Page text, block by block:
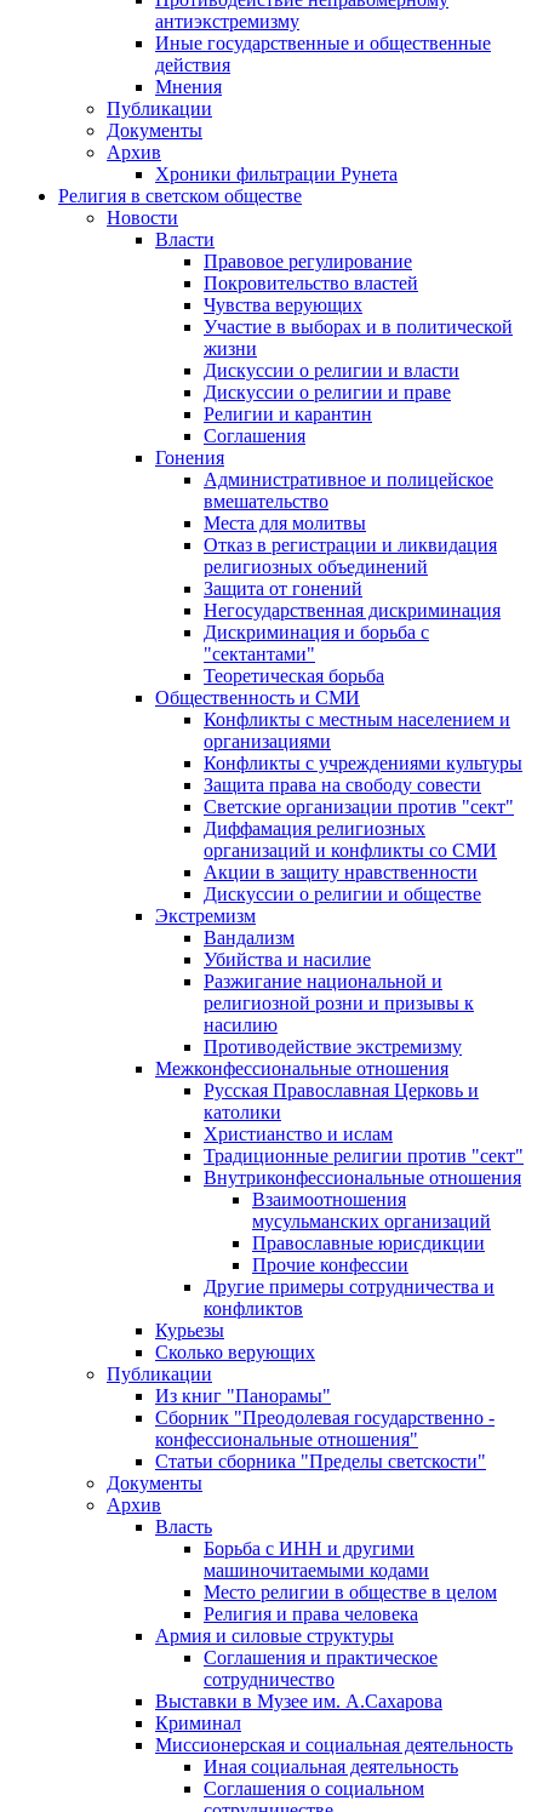
антиэкстремизму
Иные государственные и общественные
действия
Мнения
Публикации
Документы
Архив
Хроники фильтрации Рунета
Религия в светском обществе
Новости
Власти
Правовое регулирование
Покровительство властей
Чувства верующих
Участие в выборах и в политической
жизни
Дискуссии о религии и власти
Дискуссии о религии и праве
Религии и карантин
Соглашения
Гонения
Административное и полицейское
вмешательство
Места для молитвы
Отказ в регистрации и ликвидация
религиозных объединений
Защита от гонений
Негосударственная дискриминация
Дискриминация и борьба с
"сектантами"
Теоретическая борьба
Общественность и СМИ
Конфликты с местным населением и
организациями
Конфликты с учреждениями культуры
Защита права на свободу совести
Светские организации против "сект"
Диффамация религиозных
организаций и конфликты со СМИ
Акции в защиту нравственности
Дискуссии о религии и обществе
Экстремизм
Вандализм
Убийства и насилие
Разжигание национальной и
религиозной розни и призывы к
насилию
Противодействие экстремизму
Межконфессиональные отношения
Русская Православная Церковь и
католики
Христианство и ислам
Традиционные религии против "сект"
Внутриконфессиональные отношения
Взаимоотношения
мусульманских организаций
Православные юрисдикции
Прочие конфессии
Другие примеры сотрудничества и
конфликтов
Курьезы
Сколько верующих
Публикации
Из книг "Панорамы"
Сборник "Преодолевая государственно -
конфессиональные отношения"
Статьи сборника "Пределы светскости"
Документы
Архив
Власть
Борьба с ИНН и другими
машиночитаемыми кодами
Место религии в обществе в целом
Религия и права человека
Армия и силовые структуры
Соглашения и практическое
сотрудничество
Выставки в Музее им. А.Сахарова
Криминал
Миссионерская и социальная деятельность
Иная социальная деятельность
Соглашения о социальном